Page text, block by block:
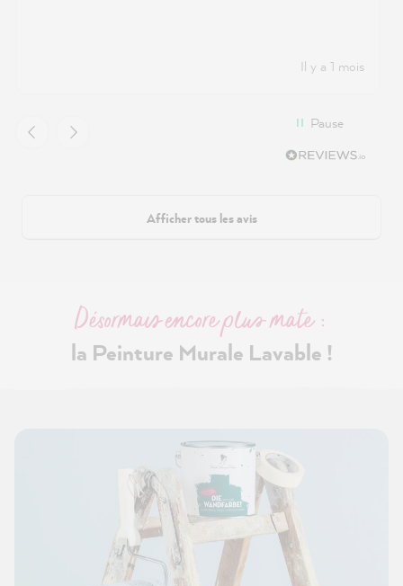
Il y a 1 mois
Pause
Afficher tous les avis
Désormais encore plus mate :
la Peinture Murale Lavable !